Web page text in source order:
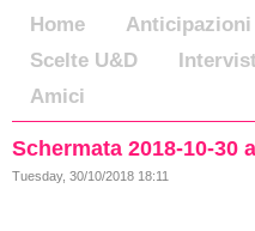
Home Anticipazioni
Scelte U&D
Amici
Schermata 2018-10-30
Tuesday, 30/10/2018 18:11